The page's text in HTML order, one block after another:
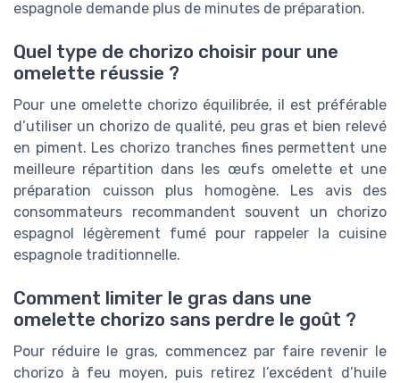
espagnole demande plus de minutes de préparation.
Quel type de chorizo choisir pour une
omelette réussie ?
Pour une omelette chorizo équilibrée, il est préférable
d’utiliser un chorizo de qualité, peu gras et bien relevé
en piment. Les chorizo tranches fines permettent une
meilleure répartition dans les œufs omelette et une
préparation cuisson plus homogène. Les avis des
consommateurs recommandent souvent un chorizo
espagnol légèrement fumé pour rappeler la cuisine
espagnole traditionnelle.
Comment limiter le gras dans une
omelette chorizo sans perdre le goût ?
Pour réduire le gras, commencez par faire revenir le
chorizo à feu moyen, puis retirez l’excédent d’huile